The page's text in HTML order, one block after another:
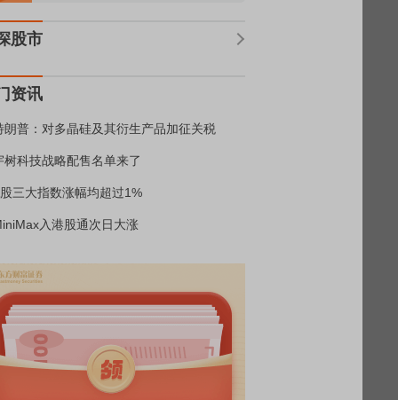
股市
资讯
朗普：对多晶硅及其衍生产品加征关税
树科技战略配售名单来了
三大指数涨幅均超过1%
入港股通次日大涨